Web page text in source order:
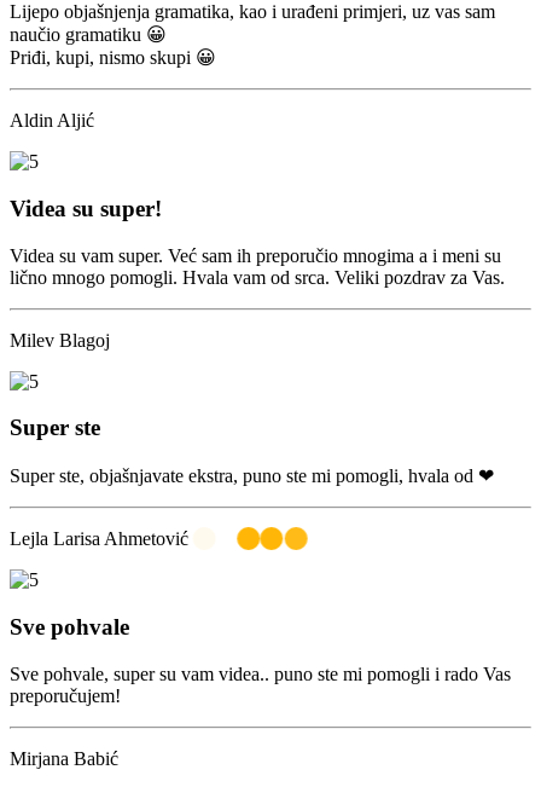
Lijepo objašnjenja gramatika, kao i urađeni primjeri, uz vas sam
naučio gramatiku 😀
Priđi, kupi, nismo skupi 😀
Aldin Aljić
Videa su super!
Videa su vam super. Već sam ih preporučio mnogima a i meni su
lično mnogo pomogli. Hvala vam od srca. Veliki pozdrav za Vas.
Milev Blagoj
Super ste
Super ste, objašnjavate ekstra, puno ste mi pomogli, hvala od ❤
Lejla Larisa Ahmetović
Sve pohvale
Sve pohvale, super su vam videa.. puno ste mi pomogli i rado Vas
preporučujem!
Mirjana Babić